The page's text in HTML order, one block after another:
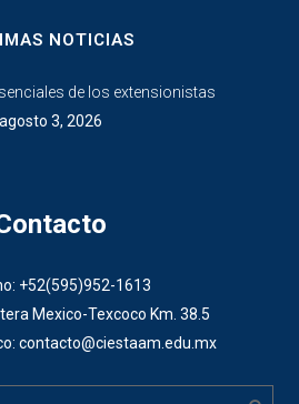
NOTICIAS
de los extensionistas
agosto 3, 2026
+52(595)952-1613
Mexico-Texcoco Km. 38.5
contacto@ciestaam.edu.mx